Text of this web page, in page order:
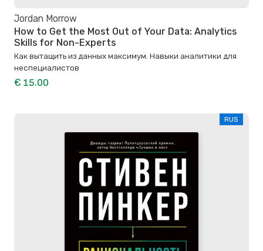
Jordan Morrow
How to Get the Most Out of Your Data: Analytics
Skills for Non-Experts
Как вытащить из данных максимум. Навыки аналитики для
неспециалистов
€ 15.00
RUS